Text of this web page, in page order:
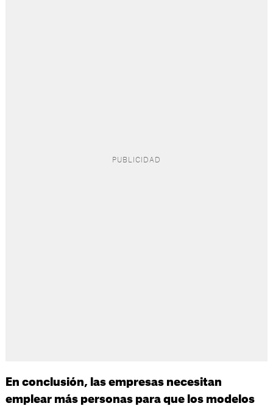
En conclusión, las empresas necesitan
emplear más personas para que los modelos